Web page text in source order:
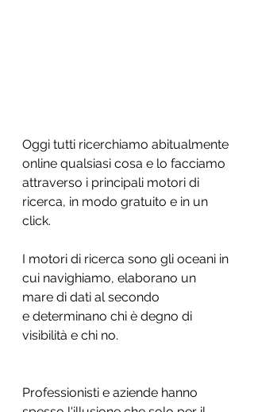
Oggi tutti ricerchiamo abitualmente
online qualsiasi cosa e lo facciamo
attraverso i principali motori di
ricerca, in modo gratuito e in un
click.
I motori di ricerca sono gli oceani in
cui navighiamo, elaborano un
mare di dati al secondo
e determinano chi è degno di
visibilità e chi no.
Professionisti e aziende hanno